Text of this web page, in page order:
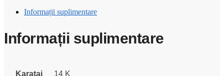
Informații suplimentare
Informații suplimentare
Karataj 14 K